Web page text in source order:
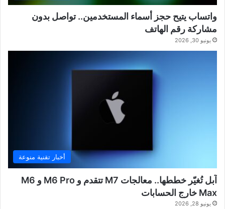
واتساب يتيح حجز أسماء المستخدمين.. تواصل بدون
مشاركة رقم الهاتف
يونيو 30, 2026
أخبار تقنية منوعة
آبل تُغيّر خططها.. معالجات M7 تتقدم و M6 Pro و M6
Max خارج الحسابات
يونيو 28, 2026